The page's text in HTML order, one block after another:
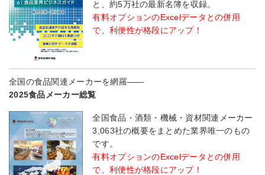
と、約5万社の最新名簿を収録。
有料オプションのExcelデータとの併用
で、利便性が格段にアップ！
全国の食品関連メーカーを網羅――
2025食品メーカー総覧
全国食品・酒類・機械・資材関連メーカー
3,063社の概要をまとめた業界唯一のもの
です。
有料オプションのExcelデータとの併用
で、利便性が格段にアップ！